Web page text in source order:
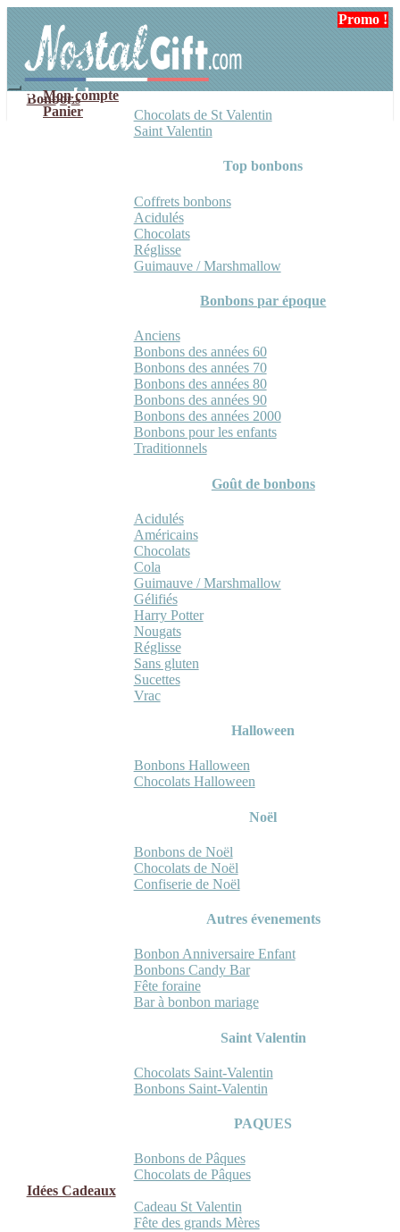
navigation
contenu
Mon compte
Panier
Bonbons
Chocolats de St Valentin
Saint Valentin
Top bonbons
Coffrets bonbons
Acidulés
Chocolats
Réglisse
Guimauve / Marshmallow
Bonbons par époque
Anciens
Bonbons des années 60
Bonbons des années 70
Bonbons des années 80
Bonbons des années 90
Bonbons des années 2000
Bonbons pour les enfants
Traditionnels
Goût de bonbons
Acidulés
Américains
Chocolats
Cola
Guimauve / Marshmallow
Gélifiés
Harry Potter
Nougats
Réglisse
Sans gluten
Sucettes
Vrac
Halloween
Bonbons Halloween
Chocolats Halloween
Noël
Bonbons de Noël
Chocolats de Noël
Confiserie de Noël
Autres évenements
Bonbon Anniversaire Enfant
Bonbons Candy Bar
Fête foraine
Bar à bonbon mariage
Saint Valentin
Chocolats Saint-Valentin
Bonbons Saint-Valentin
PAQUES
Bonbons de Pâques
Chocolats de Pâques
Idées Cadeaux
Cadeau St Valentin
Fête des grands Mères
Promo !